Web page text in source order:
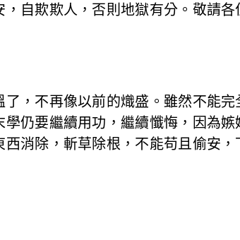
自欺欺人，否則地獄有分。敬請
，不再像以前的熾盛。雖然不能
仍要繼續用功，繼續懺悔，因為
消除，斬草除根，不能苟且偷安，